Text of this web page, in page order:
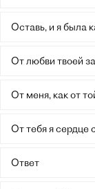
Оставь, и я была
От любви твоей
От меня, как от
От тебя я сердце
Ответ